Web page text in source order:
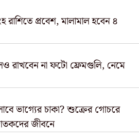
রাশিতে প্রবেশ, মালামাল হবেন ৪
রাখবেন না ফটো ফ্রেমগুলি, নেমে
ভাগ্যের চাকা? শুক্রের গোচরে
জীবনে